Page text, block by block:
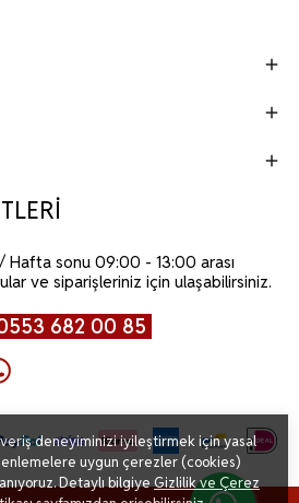
deneyiminizi iyileştirmek için yasal
uygun çerezler (cookies)
Detaylı bilgiyeGizlilik ve Çerez
sonu 09:00 - 13:00 arası
ve siparişleriniz için ulaşabilirsiniz.
682 00 85